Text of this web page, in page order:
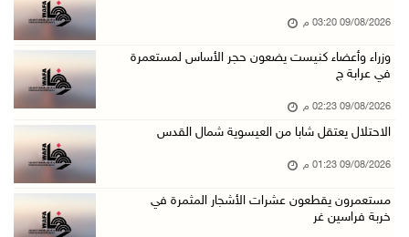
09/آب/2026 01:56 م
09/آب/2026 01:40 م
الاحتلال يعتقل شابا من العيسوية شمال القدس
09/آب/2026 01:23 م
مستعمرون يقطعون عشرات الأشجار المثمرة في خربة ...
إجلاء طبي عبر معبر رفح شمل 78 شخصا
09/08/2026 03:20 م
وزراء وأعضاء كنيست يضعون حجر الأساس لمستعمرة
في عرابة ج
09/08/2026 02:23 م
الاحتلال يعتقل شابا من العيسوية شمال القدس
09/08/2026 01:23 م
مستعمرون يقطعون عشرات الأشجار المثمرة في
خربة فراسين غر